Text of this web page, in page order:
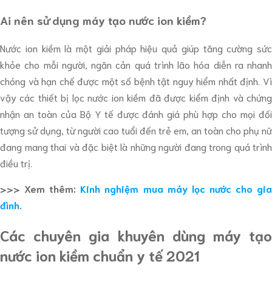
Ai nên sử dụng máy tạo nước ion kiềm?
Nước ion kiềm là một giải pháp hiệu quả giúp tăng cường sức
khỏe cho mỗi người, ngăn cản quá trình lão hóa diễn ra nhanh
chóng và hạn chế được một số bệnh tật nguy hiểm nhất định. Vì
vậy các thiết bị lọc nước ion kiềm đã được kiểm định và chứng
nhận an toàn của Bộ Y tế được đánh giá phù hợp cho mọi đối
tượng sử dụng, từ người cao tuổi đến trẻ em, an toàn cho phụ nữ
đang mang thai và đặc biệt là những người đang trong quá trình
điều trị.
>>> Xem thêm: Kinh nghiệm mua máy lọc nước cho gia
đình
Các chuyên gia khuyên dùng máy tạo
nước ion kiềm chuẩn y tế 2021